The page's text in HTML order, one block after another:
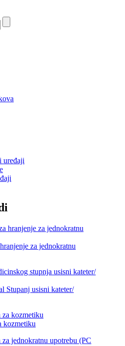
uređaji
za jednokratnu
Stupanj usisni kateter/
kozmetiku